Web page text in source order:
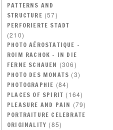
PATTERNS AND
STRUCTURE (57)
PERFORIERTE STADT
(210)
PHOTO AÉROSTATIQUE –
ROIM RACHOK – IN DIE
FERNE SCHAUEN (306)
PHOTO DES MONATS (3)
PHOTOGRAPHIE (84)
PLACES OF SPIRIT (164)
PLEASURE AND PAIN (79)
PORTRAITURE CELEBRATE
ORIGINALITY (85)